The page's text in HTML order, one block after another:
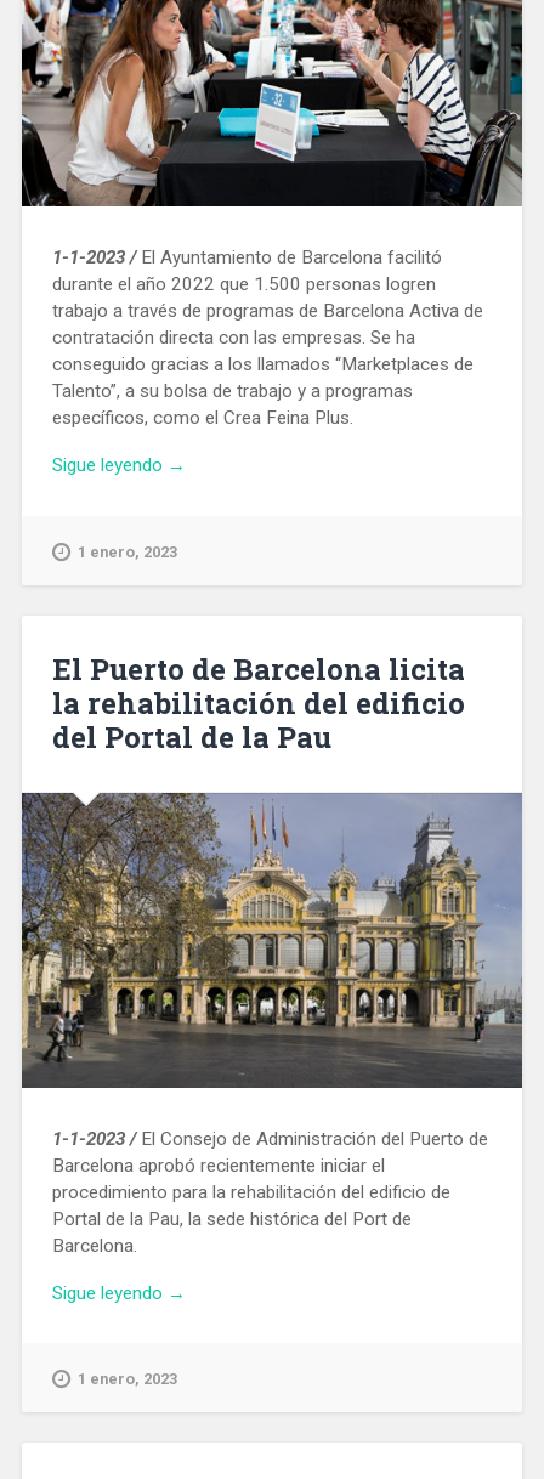
1-1-2023 /El Ayuntamiento de Barcelona facilitó
durante el año 2022 que 1.500 personas logren
trabajo a través de programas de Barcelona Activa de
contratación directa con las empresas. Se ha
conseguido gracias a los llamados “Marketplaces de
Talento”, a su bolsa de trabajo y a programas
específicos, como el Crea Feina Plus.
Sigue leyendo «Barcelona
la
personas
durante
2022»
→
1 enero, 2023
El Puerto de Barcelona licita
la rehabilitación del edificio
del Portal de la Pau
1-1-2023 /El Consejo de Administración del Puerto de
Barcelona aprobó recientemente iniciar el
procedimiento para la rehabilitación del edificio de
Portal de la Pau, la sede histórica del Port de
Barcelona.
Sigue leyendo «El
Barcelona
→
1 enero, 2023